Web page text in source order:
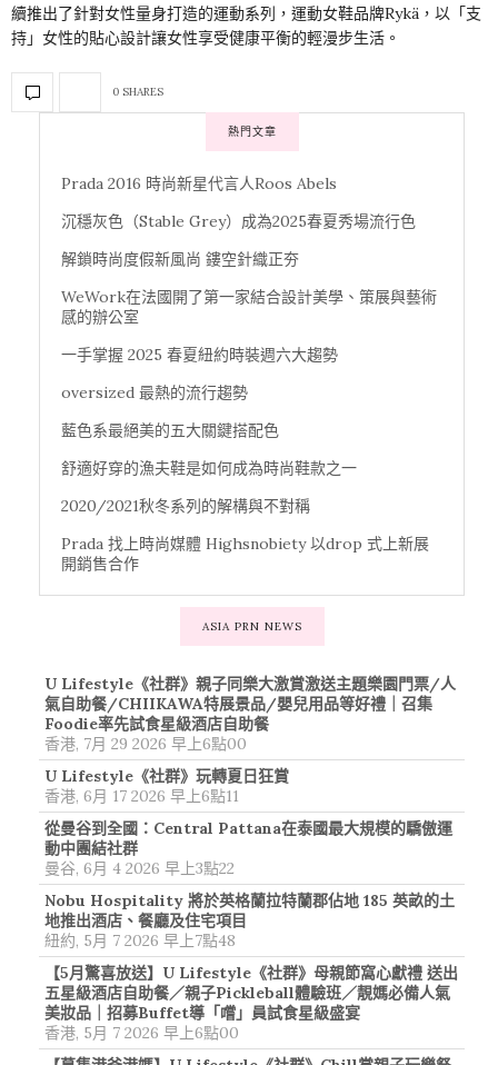
續推出了針對女性量身打造的運動系列，運動女鞋品牌Rykä，以「支
持」女性的貼心設計讓女性享受健康平衡的輕漫步生活。
0 SHARES
熱門文章
Prada 2016 時尚新星代言人Roos Abels
沉穩灰色（Stable Grey）成為2025春夏秀場流行色
解鎖時尚度假新風尚 鏤空針織正夯
WeWork在法國開了第一家結合設計美學、策展與藝術
感的辦公室
一手掌握 2025 春夏紐約時裝週六大趨勢
oversized 最熱的流行趨勢
藍色系最絕美的五大關鍵搭配色
舒適好穿的漁夫鞋是如何成為時尚鞋款之一
2020/2021秋冬系列的解構與不對稱
Prada 找上時尚媒體 Highsnobiety 以drop 式上新展
開銷售合作
ASIA PRN NEWS
U Lifestyle《社群》親子同樂大激賞激送主題樂園門票/人
氣自助餐/CHIIKAWA特展景品/嬰兒用品等好禮｜召集
Foodie率先試食星級酒店自助餐
香港, 7月 29 2026 早上6點00
U Lifestyle《社群》玩轉夏日狂賞
香港, 6月 17 2026 早上6點11
從曼谷到全國：Central Pattana在泰國最大規模的驕傲運
動中團結社群
曼谷, 6月 4 2026 早上3點22
Nobu Hospitality 將於英格蘭拉特蘭郡佔地 185 英畝的土
地推出酒店、餐廳及住宅項目
紐約, 5月 7 2026 早上7點48
【5月驚喜放送】U Lifestyle《社群》母親節窩心獻禮 送出
五星級酒店自助餐／親子Pickleball體驗班／靚媽必備人氣
美妝品｜招募Buffet導「嚐」員試食星級盛宴
香港, 5月 7 2026 早上6點00